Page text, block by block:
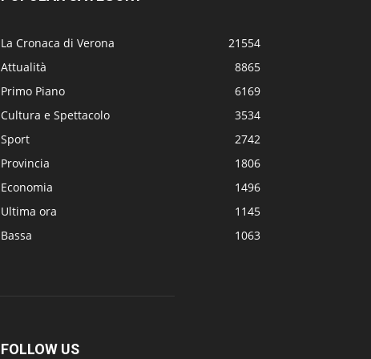
La Cronaca di Verona
21554
Attualità
8865
Primo Piano
6169
Cultura e Spettacolo
3534
Sport
2742
Provincia
1806
Economia
1496
Ultima ora
1145
Bassa
1063
FOLLOW US